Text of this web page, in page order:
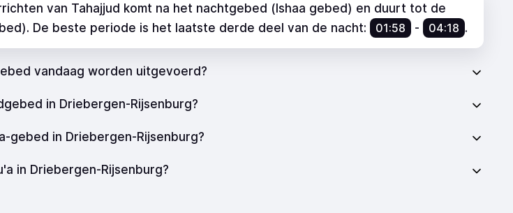
van Tahajjud komt na het nachtgebed (Ishaa gebed) en duurt tot de
De beste periode is het laatste derde deel van de nacht:
01:58 - 04:18 .
vandaag worden uitgevoerd?
in Driebergen-Rijsenburg?
gebed in Driebergen-Rijsenburg?
in Driebergen-Rijsenburg?